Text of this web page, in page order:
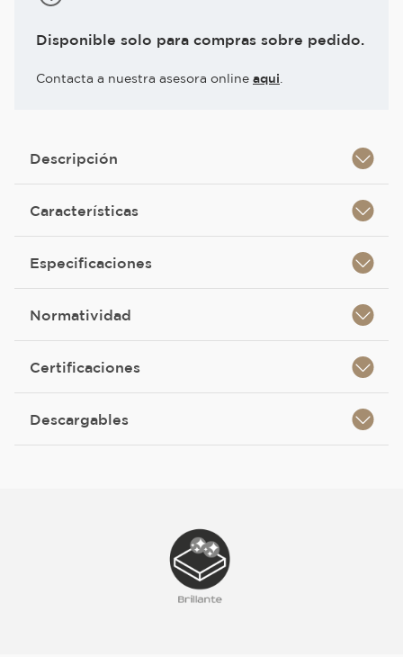
Disponible solo para compras sobre pedido.
Contacta a nuestra asesora online aqui
Descripción
Características
Especificaciones
Normatividad
Certificaciones
Descargables